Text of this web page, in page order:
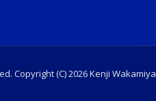
Copyright (C) 2026 Kenji Wakamiya